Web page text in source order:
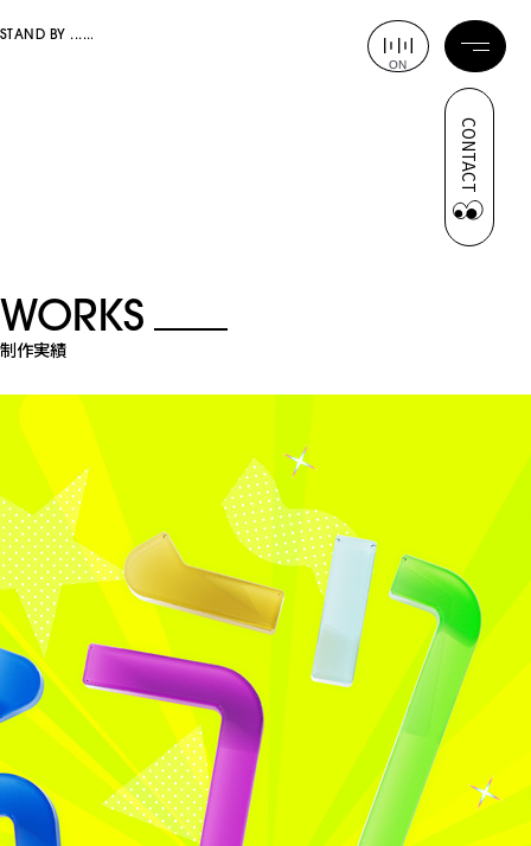
STAND BY
CONTACT
ON
WORKS
制作実績